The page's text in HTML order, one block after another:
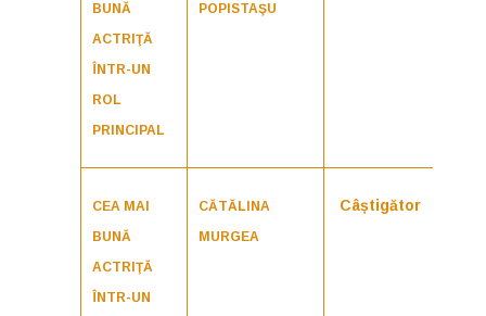
BUNĂ
ACTRIŢĂ
ÎNTR-UN
ROL
PRINCIPAL
POPISTAŞU
CEA MAI
BUNĂ
ACTRIŢĂ
ÎNTR-UN
CĂTĂLINA
MURGEA
Câștigător